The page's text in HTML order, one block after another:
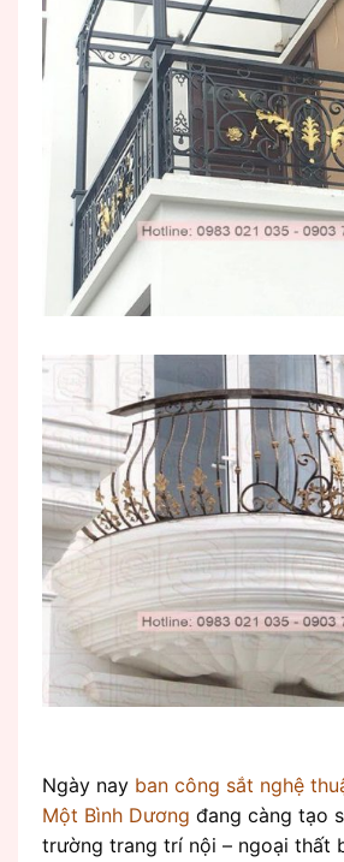
Ngày nay ban công sắt nghệ
Một Bình Dương đang càng tạo
trường trang trí nội – ngoại thất